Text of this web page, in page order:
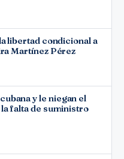
libertad condicional a
Martínez Pérez
y le niegan el
falta de suministro